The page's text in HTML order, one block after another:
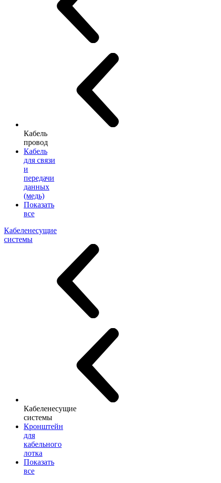
Кабель
провод
Кабель
для связи
и
передачи
данных
(медь)
Показать
все
Кабеленесущие
системы
Кабеленесущие
системы
Кронштейн
для
кабельного
лотка
Показать
все